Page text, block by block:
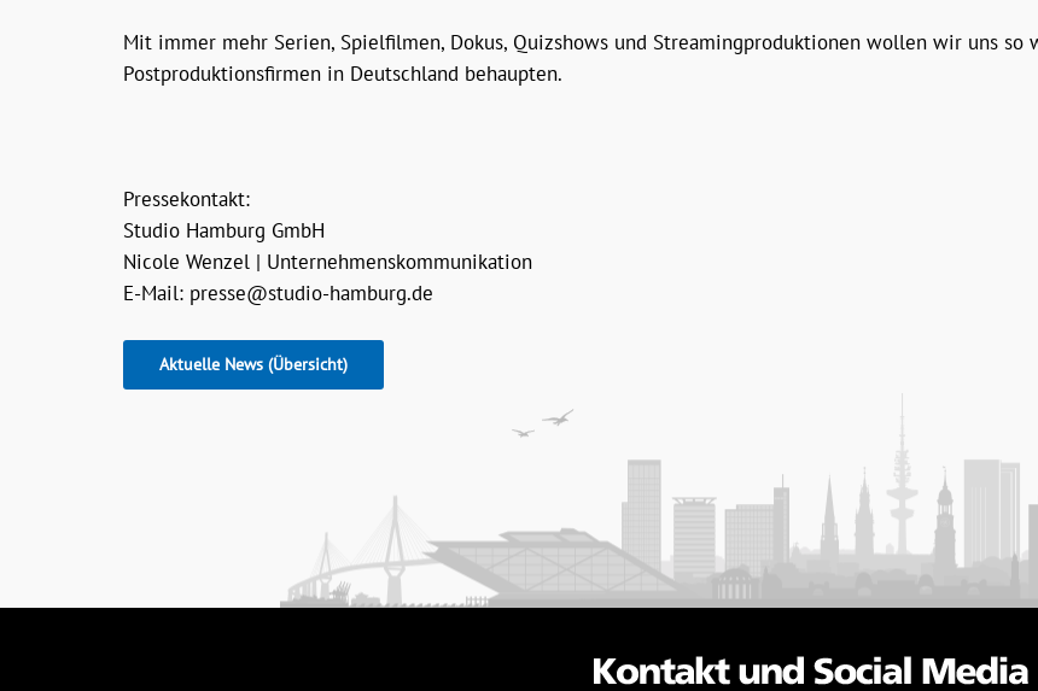
Mit immer mehr Serien, Spielfilmen, Dokus, Quizshows und Streamingproduktionen wollen wir uns
Postproduktionsfirmen in Deutschland behaupten.
Pressekontakt:
Studio Hamburg GmbH
Nicole Wenzel | Unternehmenskommunikation
E-Mail: presse@studio-hamburg.de
Aktuelle News (Übersicht)